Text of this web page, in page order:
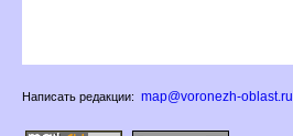
Написать редакции: map@voronezh-oblast.ru